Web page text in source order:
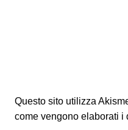
Questo sito utilizza
come vengono elaborati i